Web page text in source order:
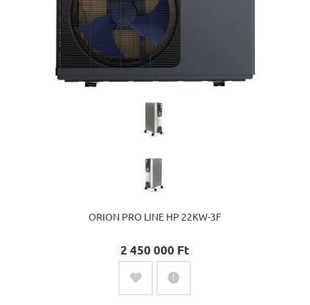
ORION PRO LINE HP 22KW-3F
2 450 000 Ft‎